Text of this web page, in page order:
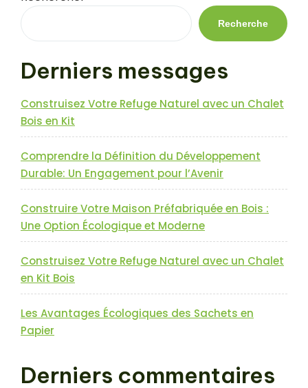
l’article
Recherche
Derniers messages
Construisez Votre Refuge Naturel avec un Chalet
Bois en Kit
Comprendre la Définition du Développement
Durable: Un Engagement pour l’Avenir
Construire Votre Maison Préfabriquée en Bois :
Une Option Écologique et Moderne
Construisez Votre Refuge Naturel avec un Chalet
en Kit Bois
Les Avantages Écologiques des Sachets en
Papier
Derniers commentaires